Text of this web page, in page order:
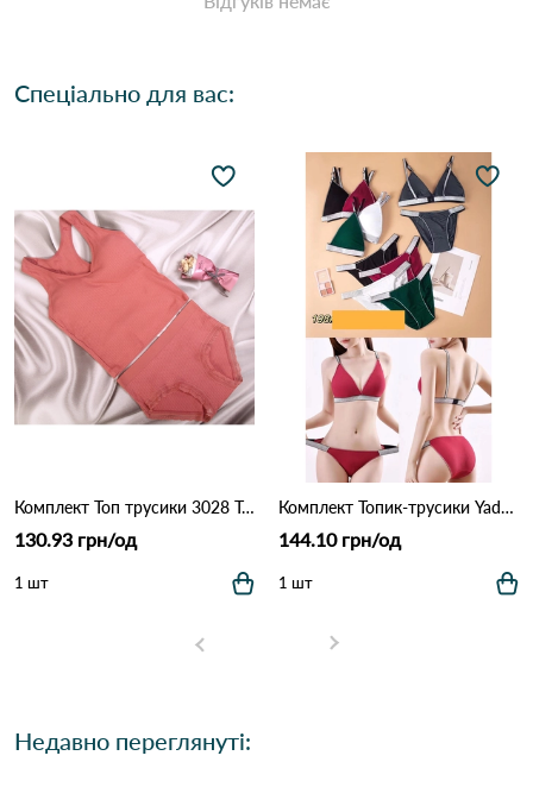
Спеціально для вас:
Комплект Топ трусики 3028 Терракота
130.93 грн/од
1 шт
Комплект Топик-трусики Yadali 198 Різні кольори
144.10 грн/од
1 шт
Недавно переглянуті: